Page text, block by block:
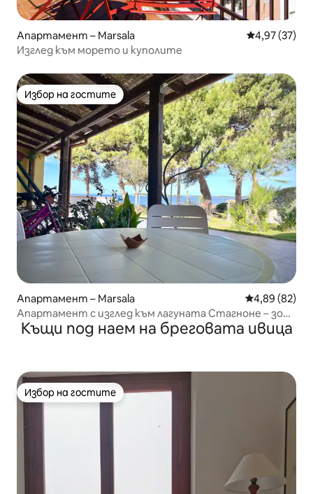
Апартамент – Marsala Средна
4,97 (37)
Изглед към морето и куполите
Избор на гостите
Избор на гостите
Апартамент – Marsala Средна
4,89 (82)
Апартамент с изглед към лагуната Стагноне – зона
за кайтсърф
Къщи под наем на бреговата ивица
Избор на гостите
Избор на гостите